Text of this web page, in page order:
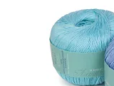
Купить в 1 клик
В избранное